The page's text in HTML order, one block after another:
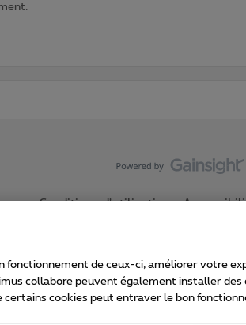
Conditions d'utilisation
Proximus
fonctionnement de ceux-ci, améliorer votre
collabore peuvent également installer
cookies peut entraver le bon